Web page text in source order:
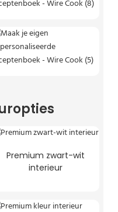
Premium zwart-wit
interieur